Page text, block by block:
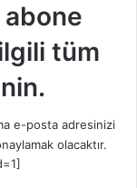
tüm
e-posta adresinizi
olacaktır.